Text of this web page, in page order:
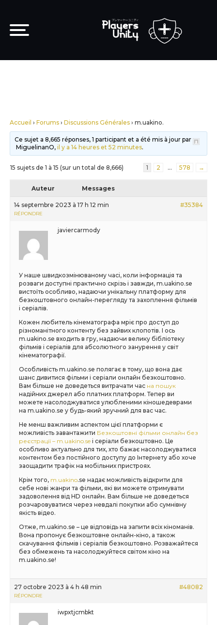
Accueil › Forums › Discussions Générales › m.uakino.
Ce sujet a 8,665 réponses, 1 participant et a été mis à jour par
MiguelinanO,il y a 14 heures et 52 minutes.
15 sujets de 1 à 15 (sur un total de 8,666) 1 2 … 578 →
Auteur Messages
14 septembre 2023 à 17 h 12 min #35384
RÉPONDRE
javiercarmody
У наше швидкозмінюваному часі, коли інформація та
розваги доступні практично скрізь і завжди, m.uakino.se
вистоїть особливо, надаючи унікальну платформу для
безкоштовного онлайн-перегляду та захоплення фільмів
і серіалів.
Кожен любитель кінематографа мріє про доступ до
різноманітного контенту без зайвих клопотів. І ось
m.uakino.se входить в гру, надаючи велику бібліотеку
фільмів і серіалів для абсолютного занурення у світ
кінематографії.
Особливість m.uakino.se полягає в тому, що вона дає
шанс дивитися фільми і серіали онлайн безкоштовно.
Вам більше не доведеться витрачати час на пошук
надійних джерел або платних платформ. Тепер ви
можете насолоджуватися улюбленими кіношедеврами
на m.uakino.se у будь-який зручний для вас час.
Не менш важливим аспектом цієї платформи є
можливість завантажити Безкоштовні фільми онлайн без
реєстрації – m.uakino.se і серіали безкоштовно. Це
особливо актуально для тих, хто бажає насолоджуватися
контентом без постійного доступу до Інтернету або хоче
заощадити трафік на мобільних пристроях.
Крім того, m.uakino.se надає можливість відкрити для
себе нові жанри та фільми, які ви можете отримувати
задоволення від HD онлайн. Вам більше не доведеться
розчаровуватися через невдалі покупки або сумнівну
якість відео.
Отже, m.uakino.se – це відповідь на запити всіх кіноманів.
Вона пропонує безкоштовне онлайн-кіно, а також
скачування фільмів і серіалів безкоштовно. Розважайтеся
без обмежень та насолоджуйтеся світом кіно на
m.uakino.se!
27 octobre 2023 à 4 h 48 min #48082
RÉPONDRE
iwpxtjcmbkt